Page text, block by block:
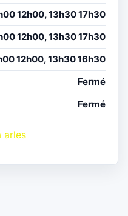
12h00, 13h30 17h30
12h00, 13h30 17h30
12h00, 13h30 16h30
Fermé
Fermé
arles